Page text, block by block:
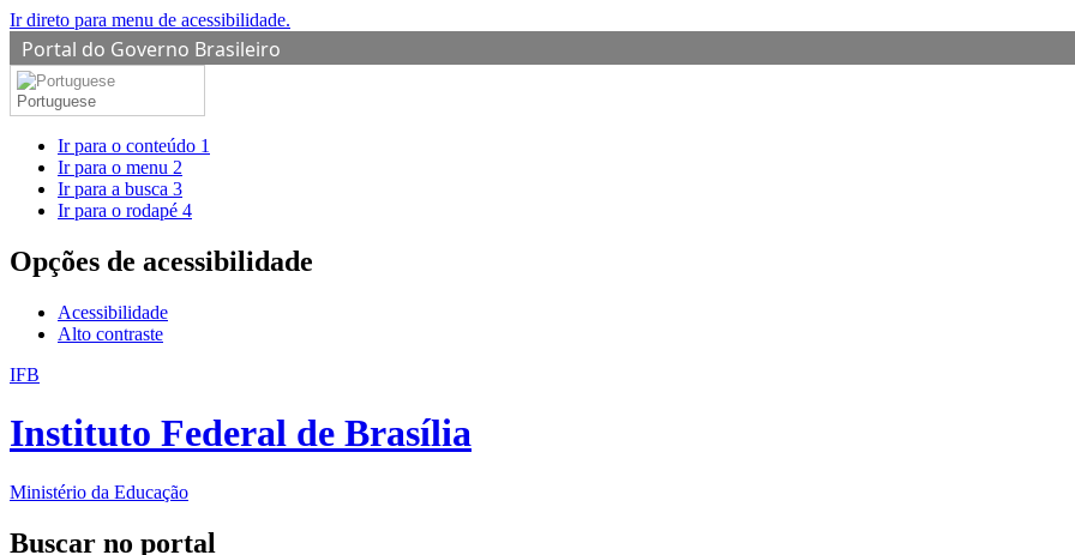
Ir direto para menu de acessibilidade.
Portal do Governo Brasileiro
Portuguese
Ir para o conteúdo 1
Ir para o menu 2
Ir para a busca 3
Ir para o rodapé 4
Opções de acessibilidade
Acessibilidade
Alto contraste
IFB
Instituto Federal de Brasília
Ministério da Educação
Buscar no portal